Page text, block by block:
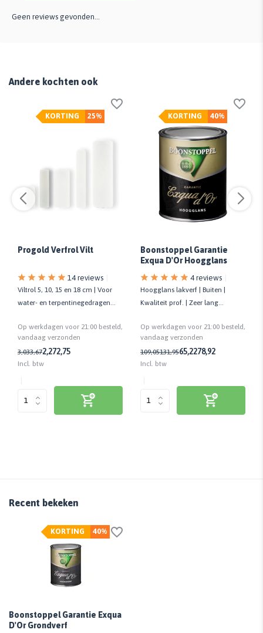
Geen reviews gevonden...
Andere kochten ook
25%
KORTING
Progold Verfrol Vilt
14 reviews
Viltrol 5, 10, 15 en 18 cm | Voor
water- en terpentinegedragen
Op werkdagen voor 21:00 besteld,
vandaag verzonden
3,033,672,272,75
Incl. btw
40%
KORTING
Boonstoppel Garantie
Exqua D'Or Hoogglans
4 reviews
Hoogglans lakverf | Buiten |
Kwaliteit prof. | Zeer lang
Op werkdagen voor 21:00 besteld,
vandaag verzonden
109,05131,9565,2278,92
Incl. btw
Recent bekeken
40%
KORTING
Boonstoppel Garantie Exqua
D'Or Grondverf